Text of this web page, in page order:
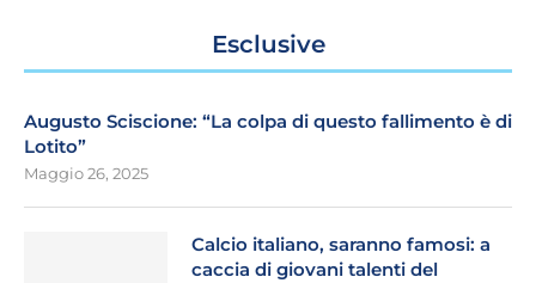
Esclusive
Augusto Sciscione: “La colpa di questo fallimento è di
Lotito”
Maggio 26, 2025
Calcio italiano, saranno famosi: a
caccia di giovani talenti del